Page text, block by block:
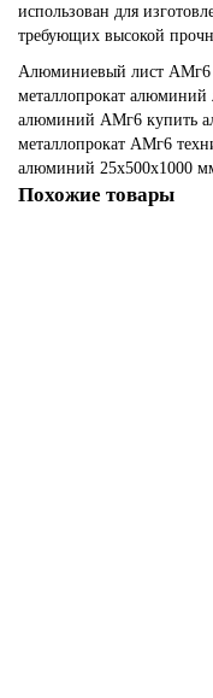
использован для
требующих высокой
Алюминиевый лист АМг6
металлопрокат алюминий
алюминий АМг6 купить
металлопрокат АМг6
алюминий 25х500х1000
Похожие товары